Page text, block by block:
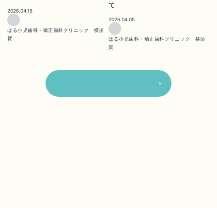
2026.04.15
はる小児歯科・矯正歯科クリニック 横須
賀
て
2026.04.05
はる小児歯科・矯正歯科クリニック 横須
賀